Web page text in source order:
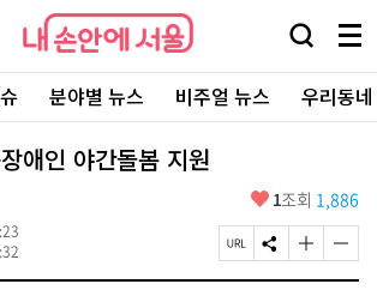
내
손
에
울
검
창
열
기
메
뉴
전
체
보
분야별 뉴스 비주얼 뉴스 우리동
애인 야간돌봄 지원
좋
요
1조회 1,886
페
이
S
N
글
자
글
자